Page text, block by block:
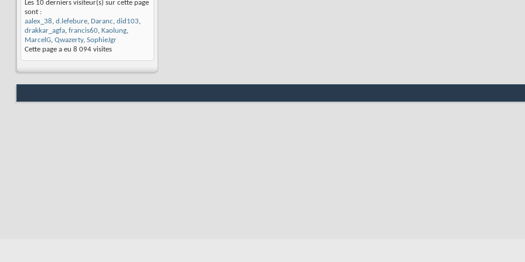
Les 10 derniers visiteur(s) sur cette page
sont :
aalex_38, d.lefebure, Daranc, did103,
drakkar_agfa, francis60, Kaolung,
MarcelG, Qwazerty, SophieJgr
Cette page a eu 8 094 visites